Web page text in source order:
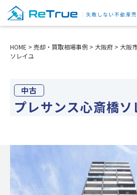
HOME > 売却・買取相場事例 > 大阪府 > 大阪
ソレイユ
中古
プレサンス心斎橋ソ